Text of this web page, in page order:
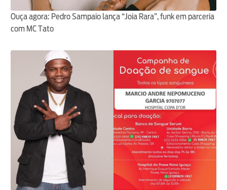
Ouça agora: Pedro Sampaio lança “Joia Rara”, funk em parceria
com MC Tato